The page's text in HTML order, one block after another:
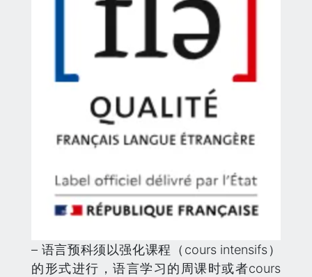
– 语言预科须以强化课程（cours intensifs）
的形式进行，语言学习的周课时或者cours